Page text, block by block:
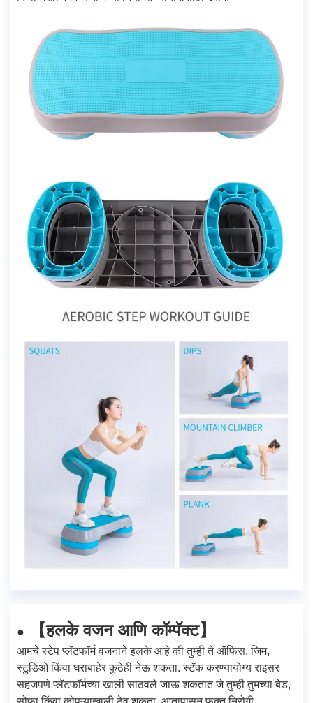
● 【हलके वजन आणि कॉम्पॅक्ट】
आमचे स्टेप प्लॅटफॉर्म वजनाने हलके आहे की तुम्ही ते ऑफिस, जिम,
स्टुडिओ किंवा घराबाहेर कुठेही नेऊ शकता. स्टॅक करण्यायोग्य राइसर
सहजपणे प्लॅटफॉर्मच्या खाली साठवले जाऊ शकतात जे तुम्ही तुमच्या बेड,